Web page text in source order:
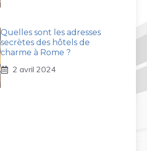
Quelles sont les adresses
secrètes des hôtels de
charme à Rome ?
2 avril 2024